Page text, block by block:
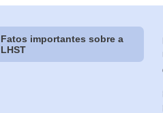
Fatos importantes sobre a
LHST